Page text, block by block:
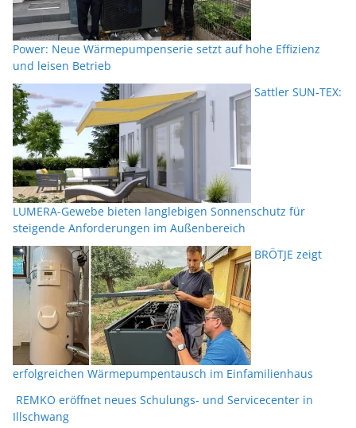
Power: Neue Wärmepumpenserie setzt auf hohe Effizienz
und leisen Betrieb
Sattler SUN-TEX:
LUMERA-Gewebe bieten langlebigen Sonnenschutz für
steigende Anforderungen im Außenbereich
BRÖTJE zeigt
erfolgreichen Wärmepumpentausch im Einfamilienhaus
REMKO eröffnet neues Schulungs- und Servicecenter in
Illschwang